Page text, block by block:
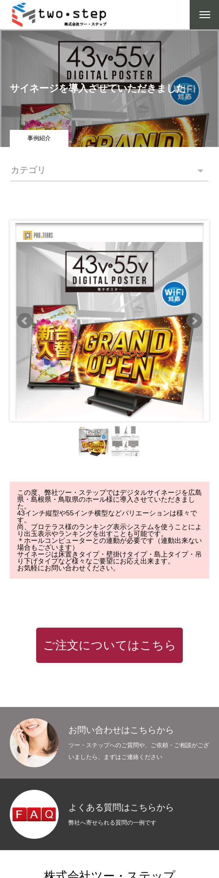
事業内容
よくある質問
会社概要
お知らせ
お問い合わせ
サイネージを導入させていただきました
事例紹介
カテゴリ
この度、弊社ツー・ステップではデジタルサイネージを広島
県・島根県・鳥取県のホール様に導入させていただきまし
た。
43インチ縦型や55インチ横型などバリエーションは様々で
す。
尚、プロテラス様のランキング表示システムを使うことによ
り出玉表示やランキングを出すことも可能です。
＊ホールコンピューターとの連動が必要です（連動出来ない
場合もございます）
サイネージは床置きタイプ・壁掛けタイプ・島上タイプ・吊
り下げタイプなど様々なご要望にお応え出来ます。
お気軽にお問い合わせください。
ご注文についてはこちら
お問い合わせはこちらから
ツー・ステップへのご質問や、ご依頼・ご相談がござ
いましたら、まずはご連絡ください
よくある質問はこちらから
弊社へ寄せられる質問の一例です